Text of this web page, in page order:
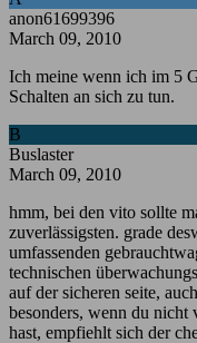
anon61699396
March 09, 2010
Ich meine wenn ich im 5
Schalten an sich zu tun.
B
Buslaster
March 09, 2010
hmm, bei den vito sollte
zuverlässigsten. grade
umfassenden
technischen
auf der sicheren seite,
besonders, wenn du nicht
hast, empfiehlt sich der